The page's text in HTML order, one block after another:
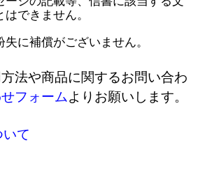
できません。
に補償がございません。
法や商品に関するお問い合わ
フォームよりお願いします。
て